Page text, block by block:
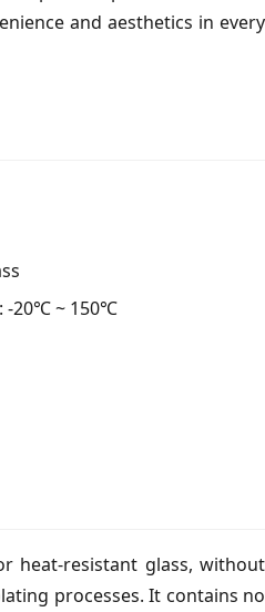
and aesthetics in every
-20℃ ~ 150℃
heat-resistant glass, without
processes. It contains no